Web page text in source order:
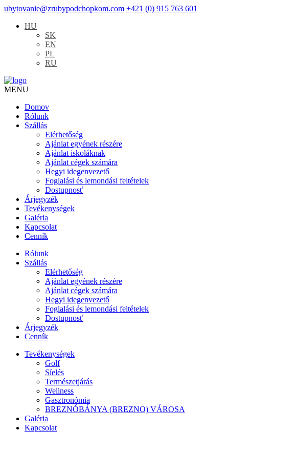
ubytovanie@zrubypodchopkom.com +421 (0) 915 763 601
HU
SK
EN
PL
RU
MENU
Domov
Rólunk
Szállás
Elérhetőség
Ajánlat egyének részére
Ajánlat iskoláknak
Ajánlat cégek számára
Hegyi idegenvezető
Foglalási és lemondási feltételek
Dostupnosť
Árjegyzék
Tevékenységek
Galéria
Kapcsolat
Cenník
Rólunk
Szállás
Elérhetőség
Ajánlat egyének részére
Ajánlat cégek számára
Hegyi idegenvezető
Foglalási és lemondási feltételek
Dostupnosť
Árjegyzék
Cenník
Tevékenységek
Golf
Síelés
Természetjárás
Wellness
Gasztronómia
BREZNÓBÁNYA (BREZNO) VÁROSA
Galéria
Kapcsolat